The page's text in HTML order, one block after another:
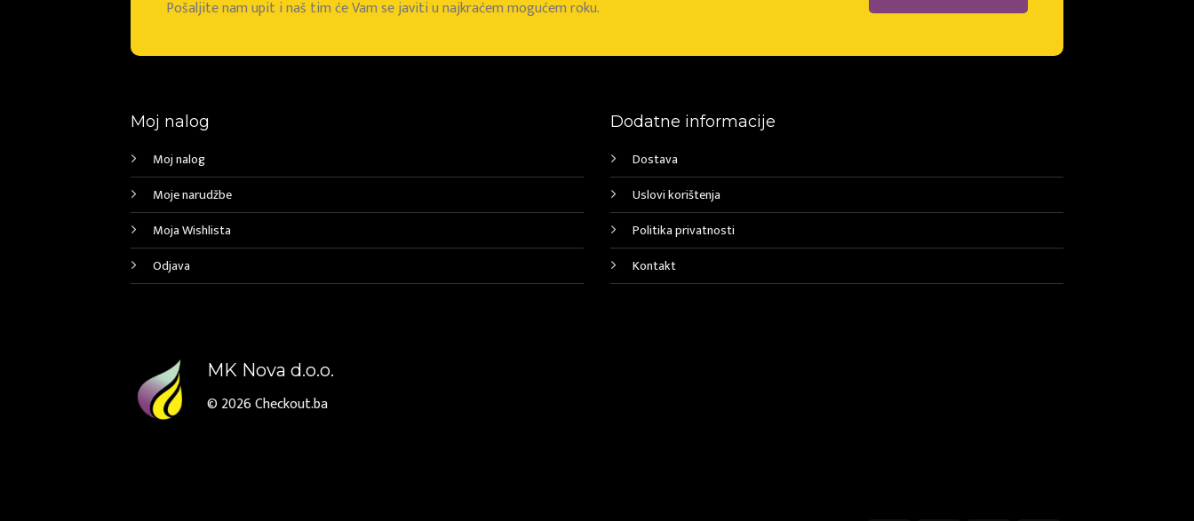
Pošaljite nam upit i naš tim će Vam se javiti u najkraćem mogućem roku.
Moj nalog
Moj nalog
Moje narudžbe
Moja Wishlista
Odjava
Dodatne informacije
Dostava
Uslovi korištenja
Politika privatnosti
Kontakt
MK Nova d.o.o.
© 2026Checkout.ba